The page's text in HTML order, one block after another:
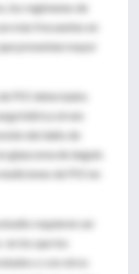
los regímenes de
más frecuentes en
presentan mayor
PIO detectados
hídrica sirven
del daño de
glaucoma de ángulo
de PIO en
requieren ser
los que los
o con otros